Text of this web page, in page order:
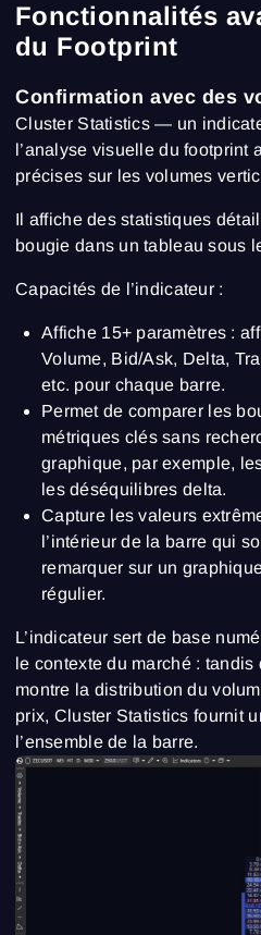
Fonctionnalités
du Footprint
Confirmation avec des
Cluster Statistics — un
l’analyse visuelle du footprint
précises sur les volumes
Il affiche des statistiques
bougie dans un tableau sous
Capacités de l’indicateur :
Affiche 15+ paramètres :
Volume, Bid/Ask, Delta,
etc. pour chaque barre.
Permet de comparer les
métriques clés sans
graphique, par exemple,
les déséquilibres delta.
Capture les valeurs
l’intérieur de la barre qui
remarquer sur un
régulier.
L’indicateur sert de base
le contexte du marché : tandis
montre la distribution du
prix, Cluster Statistics fournit
l’ensemble de la barre.